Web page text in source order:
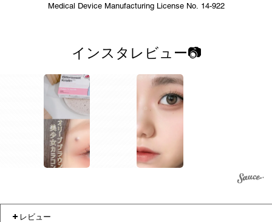
Medical Device Manufacturing License No. 14-922
インスタレビュー📷
レビュー